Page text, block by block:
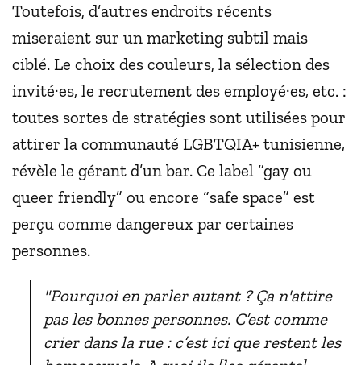
Toutefois, d’autres endroits récents
miseraient sur un marketing subtil mais
ciblé. Le choix des couleurs, la sélection des
invité·es, le recrutement des employé·es, etc. :
toutes sortes de stratégies sont utilisées pour
attirer la communauté LGBTQIA+ tunisienne,
révèle le gérant d’un bar. Ce label “gay ou
queer friendly” ou encore “safe space” est
perçu comme dangereux par certaines
personnes.
"Pourquoi en parler autant ? Ça n'attire
pas les bonnes personnes. C’est comme
crier dans la rue : c’est ici que restent les